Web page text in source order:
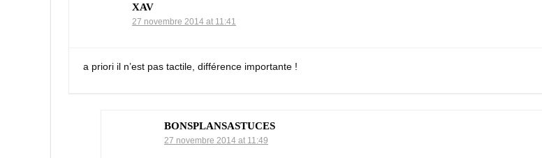
XAV
27 novembre 2014 at 11:41
a priori il n’est pas tactile, différence importante !
BONSPLANSASTUCES
27 novembre 2014 at 11:49